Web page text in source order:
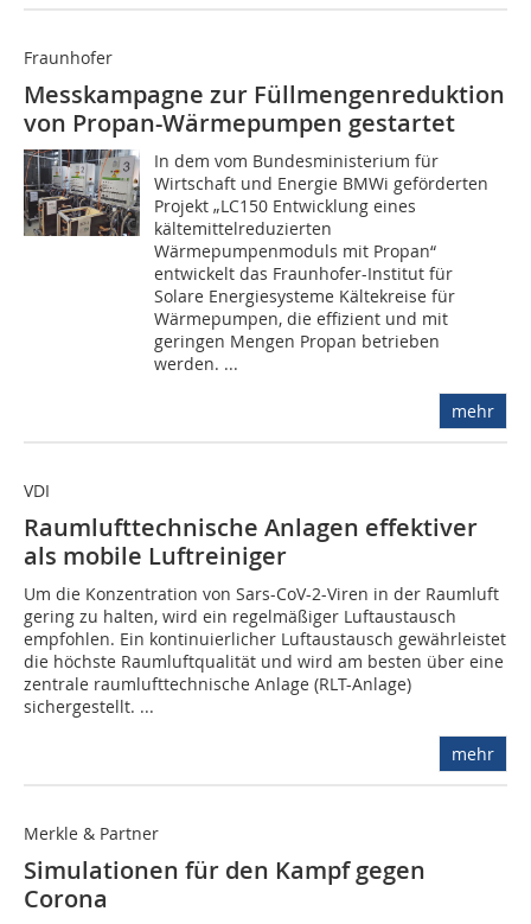
Fraunhofer
Messkampagne zur Füllmengenreduktion
von Propan-Wärmepumpen gestartet
In dem vom Bundesministerium für
Wirtschaft und Energie BMWi geförderten
Projekt „LC150 Entwicklung eines
kältemittelreduzierten
Wärmepumpenmoduls mit Propan“
entwickelt das Fraunhofer-Institut für
Solare Energiesysteme Kälte­kreise für
Wärmepumpen, die effizient und mit
geringen Mengen Propan betrieben
werden. ...
mehr
VDI
Raumlufttechnische Anlagen effektiver
als mobile Luftreiniger
Um die Konzentration von Sars-CoV-2-Viren in der Raumluft
gering zu halten, wird ein regelmäßiger Luftaustausch
empfohlen. Ein kontinuierlicher Luftaustausch gewährleistet
die höchste Raumluftqualität und wird am besten über eine
zentrale raumlufttechnische Anlage (RLT-Anlage)
sichergestellt. ...
mehr
Merkle & Partner
Simulationen für den Kampf gegen
Corona